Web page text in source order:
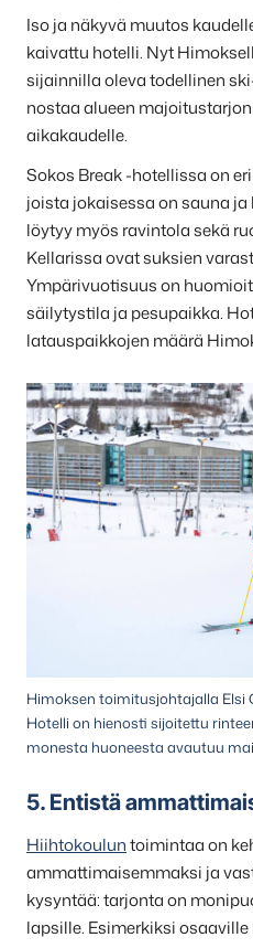
Iso ja näkyvä muutos
kaivattu hotelli. Nyt
sijainnilla oleva todellinen
nostaa alueen
aikakaudelle.
Sokos Break -hotellissa on
joista jokaisessa on sauna
löytyy myös ravintola sekä
Kellarissa ovat suksien
Ympärivuotisuus on
säilytystila ja pesupaikka.
latauspaikkojen määrä
Himoksen toimitusjohtajalla Elsi
Hotelli on hienosti sijoitettu
monesta huoneesta avautuu
5. Entistä
Hiihtokouluntoimintaa on
ammattimaisemmaksi ja
kysyntää: tarjonta on
lapsille. Esimerkiksi